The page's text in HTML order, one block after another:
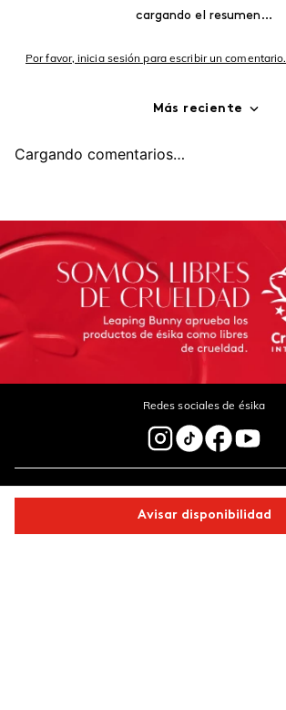
Avisar disponibilidad
cargando el resumen…
Por favor, inicia sesión para escribir un comentario.
Más reciente
Cargando comentarios…
Redes sociales de ésika